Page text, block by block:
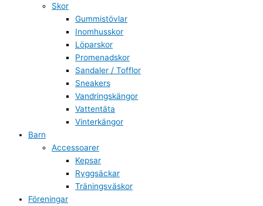
Skor
Gummistövlar
Inomhusskor
Löparskor
Promenadskor
Sandaler / Tofflor
Sneakers
Vandringskängor
Vattentäta
Vinterkängor
Barn
Accessoarer
Kepsar
Ryggsäckar
Träningsväskor
Föreningar